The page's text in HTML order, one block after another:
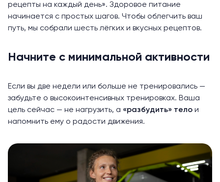
рецепты на каждый день». Здоровое питание
начинается с простых шагов. Чтобы облегчить ваш
путь, мы собрали шесть лёгких и вкусных рецептов.
Начните с минимальной активности
Если вы две недели или больше не тренировались —
забудьте о высокоинтенсивных тренировках. Ваша
цель сейчас — не нагрузить, а «разбудить» тело и
напомнить ему о радости движения.